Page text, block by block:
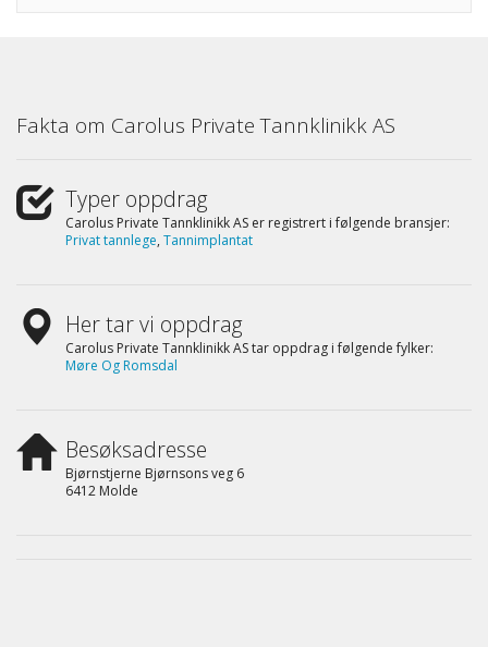
Fakta om Carolus Private Tannklinikk AS
Typer oppdrag
Carolus Private Tannklinikk AS er registrert i følgende bransjer:
Privat tannlege, Tannimplantat
Her tar vi oppdrag
Carolus Private Tannklinikk AS tar oppdrag i følgende fylker:
Møre Og Romsdal
Besøksadresse
Bjørnstjerne Bjørnsons veg 6
6412 Molde